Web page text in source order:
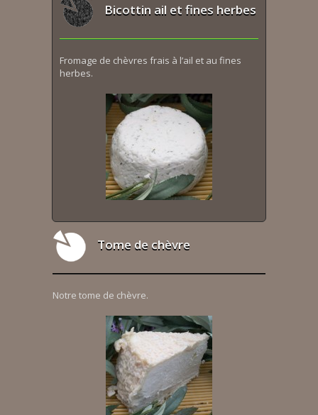
Bicottin ail et fines herbes
Fromage de chèvres frais à l’ail et au fines
herbes.
Tome de chèvre
Notre tome de chèvre.